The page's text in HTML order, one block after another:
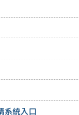
系統入口